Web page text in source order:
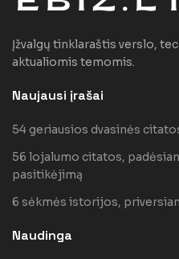
Įžvalgų tinklaraštis verslo,
aktualiomis temomis.
Naujausi įrašai
54 geriausios dvasinės
56 lojalumo citatos,
pasitikėjimą
6 sėkmės istorijos,
Naudinga